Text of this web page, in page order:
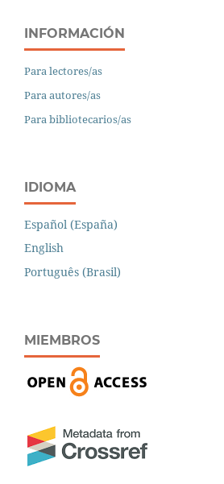
INFORMACIÓN
Para lectores/as
Para autores/as
Para bibliotecarios/as
IDIOMA
Español (España)
English
Português (Brasil)
MIEMBROS